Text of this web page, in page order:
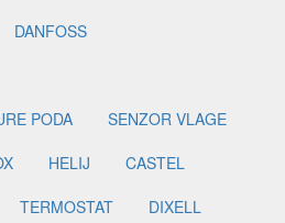
DANFOSS
PODA
SENZOR VLAGE
HELIJ
CASTEL
TERMOSTAT
DIXELL